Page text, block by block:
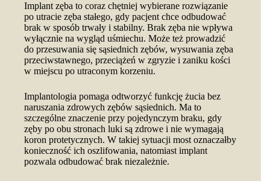
Implant zęba to coraz chętniej wybierane rozwiązanie
po utracie zęba stałego, gdy pacjent chce odbudować
brak w sposób trwały i stabilny. Brak zęba nie wpływa
wyłącznie na wygląd uśmiechu. Może też prowadzić
do przesuwania się sąsiednich zębów, wysuwania zęba
przeciwstawnego, przeciążeń w zgryzie i zaniku kości
w miejscu po utraconym korzeniu.
Implantologia pomaga odtworzyć funkcję żucia bez
naruszania zdrowych zębów sąsiednich. Ma to
szczególne znaczenie przy pojedynczym braku, gdy
zęby po obu stronach luki są zdrowe i nie wymagają
koron protetycznych. W takiej sytuacji most oznaczałby
konieczność ich oszlifowania, natomiast implant
pozwala odbudować brak niezależnie.